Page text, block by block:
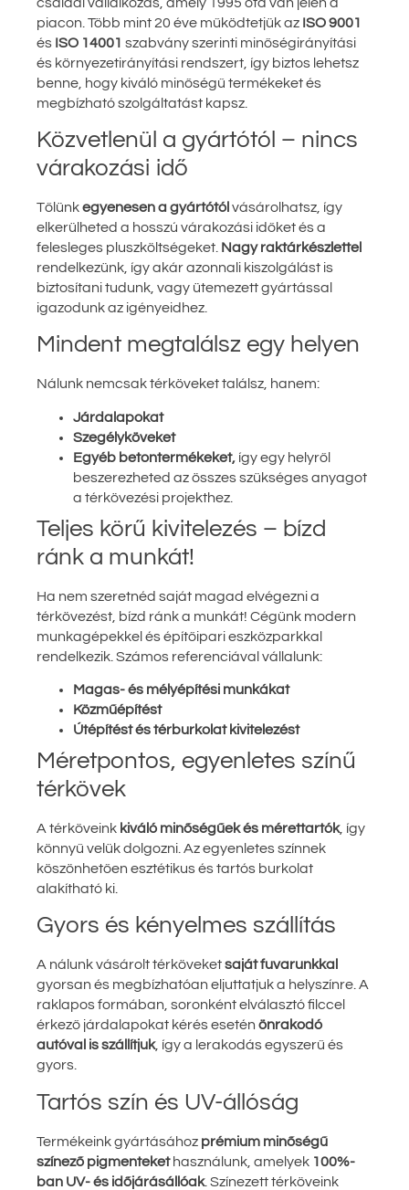
piacon. Több mint 20 éve működtetjük az ISO 9001
és ISO 14001 szabvány szerinti minőségirányítási
és környezetirányítási rendszert, így biztos lehetsz
benne, hogy kiváló minőségű termékeket és
megbízható szolgáltatást kapsz.
Közvetlenül a gyártótól – nincs
várakozási idő
Tőlünkegyenesen a gyártótól vásárolhatsz, így
elkerülheted a hosszú várakozási időket és a
felesleges pluszköltségeket. Nagy raktárkészlettel
rendelkezünk, így akár azonnali kiszolgálást is
biztosítani tudunk, vagy ütemezett gyártással
igazodunk az igényeidhez.
Mindent megtalálsz egy helyen
Nálunk nemcsak térköveket találsz, hanem:
Járdalapokat
Szegélyköveket
Egyéb betontermékeket, így egy helyről
beszerezheted az összes szükséges anyagot
a térkövezési projekthez.
Teljes körű kivitelezés – bízd
ránk a munkát!
Ha nem szeretnéd saját magad elvégezni a
térkövezést, bízd ránk a munkát! Cégünk modern
munkagépekkel és építőipari eszközparkkal
rendelkezik. Számos referenciával vállalunk:
Magas- és mélyépítési munkákat
Közműépítést
Útépítést és térburkolat kivitelezést
Méretpontos, egyenletes színű
térkövek
A térköveink kiváló minőségűek és mérettartók, így
könnyű velük dolgozni. Az egyenletes színnek
köszönhetően esztétikus és tartós burkolat
alakítható ki.
Gyors és kényelmes szállítás
A nálunk vásárolt térköveketsaját fuvarunkkal
gyorsan és megbízhatóan eljuttatjuk a helyszínre. A
raklapos formában, soronként elválasztó filccel
érkező járdalapokat kérés esetén önrakodó
autóval is szállítjuk, így a lerakodás egyszerű és
gyors.
Tartós szín és UV-állóság
Termékeink gyártásához prémium minőségű
színező pigmentekethasználunk, amelyek 100%-
ban UV- és időjárásállóak. Színezett térköveink